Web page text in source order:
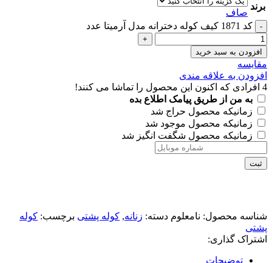
برند
صاف
کد 1871 کیف کوله دخترانه مدل آرمیتا عدد
افزودن به سبد خرید
مقايسه
افزودن به علاقه مندی
4 افرادی که اکنون این محصول را تماشا می کنند!
به من از طریق پیامک اطلاع بده
زمانیکه محصول حراج شد
زمانیکه محصول موجود شد
زمانیکه محصول شگفت انگیز شد
ثبت
شناسه محصول: نامعلوم دسته: زنانه, کوله پشتی برچسب: کوله
پشتی
اشتراک گذاری:
توضیحات